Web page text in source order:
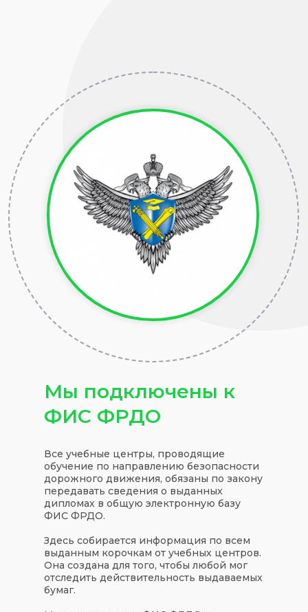
Все учебные центры, проводящие
обучение по направлению безопасности
дорожного движения, обязаны по закону
передавать сведения о выданных
дипломах в общую электронную базу
ФИС ФРДО.
Здесь собирается информация по всем
выданным корочкам от учебных центров.
Она создана для того, чтобы любой мог
отследить действительность выдаваемых
бумаг.
Мы подключены к
ФИС ФРДО